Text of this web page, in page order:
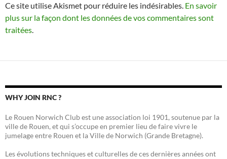
Ce site utilise Akismet pour réduire les indésirables. En savoir
plus sur la façon dont les données de vos commentaires sont
traitées.
WHY JOIN RNC ?
Le Rouen Norwich Club est une association loi 1901, soutenue par la
ville de Rouen, et qui s’occupe en premier lieu de faire vivre le
jumelage entre Rouen et la Ville de Norwich (Grande Bretagne).
Les évolutions techniques et culturelles de ces dernières années ont